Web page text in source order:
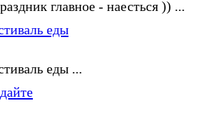
главное - наесться )) ...
еды
еды ...